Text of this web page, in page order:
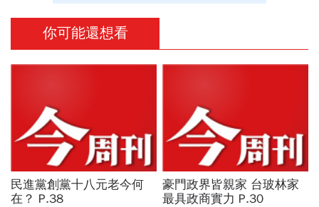
你可能還想看
民進黨創黨十八元老今何
在？ P.38
豪門政界皆親家 台玻林家
最具政商實力 P.30